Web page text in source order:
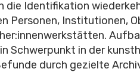
die Identifikation
Personen, Institutionen,
Schwerpunkt in der
durch gezielte